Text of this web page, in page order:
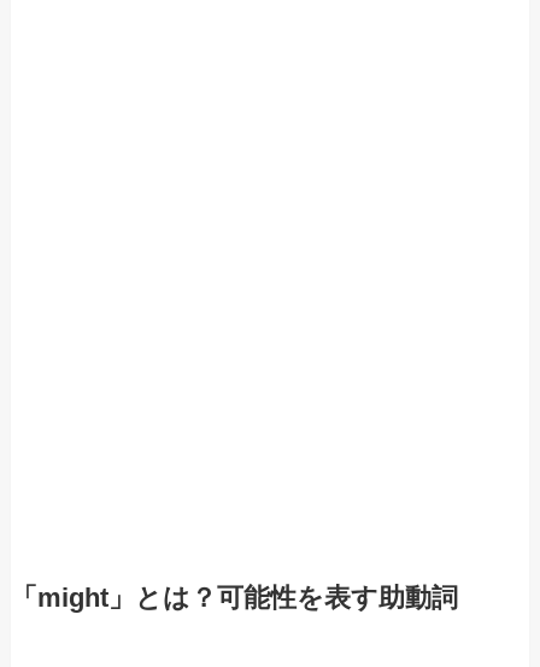
「might」とは？可能性を表す助動詞